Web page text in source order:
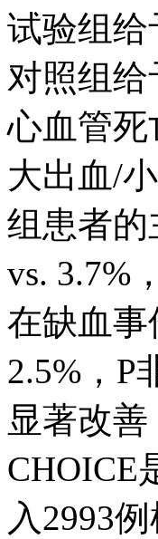
试验组给
对照组
心血管
大出血/
组患者的
vs. 3.7%
在缺血事
2.5%，P
显著改善
CHOICE
入2993